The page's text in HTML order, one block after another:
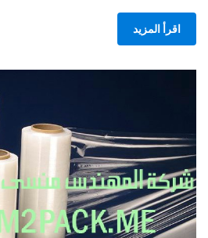
اقرأ المزيد